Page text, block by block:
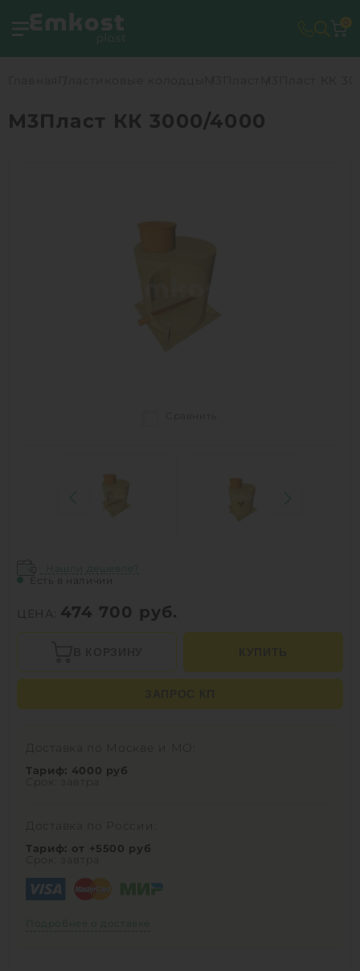
М3Пласт КК 3000/4000
Нашли дешевле?
Есть в наличии
ЦЕНА: 474 700 руб.
Доставка по Москве и МО:
Тариф: 4000 руб
Срок: завтра
Доставка по России:
Тариф: от +5500 руб
Срок: завтра
Подробнее о доставке